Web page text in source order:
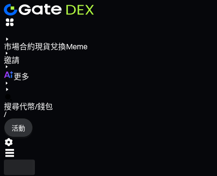
市場合約現貨兌換Meme
邀請
更多
搜尋代幣/錢包
/
活動